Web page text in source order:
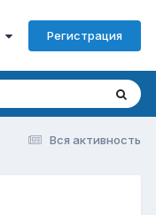
Регистрация
Вся активность